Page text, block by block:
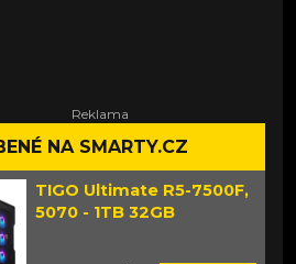
NA SMARTY.CZ
TIGO Ultimate R5-7500F,
5070 - 1TB 32GB